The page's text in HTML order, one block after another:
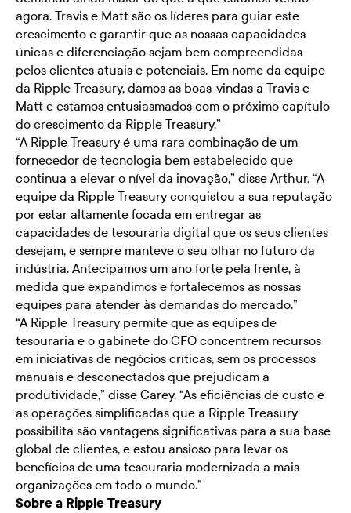
agora. Travis e Matt são os líderes para guiar este
crescimento e garantir que as nossas capacidades
únicas e diferenciação sejam bem compreendidas
pelos clientes atuais e potenciais. Em nome da equipe
da Ripple Treasury, damos as boas-vindas a Travis e
Matt e estamos entusiasmados com o próximo capítulo
do crescimento da Ripple Treasury.”
“A Ripple Treasury é uma rara combinação de um
fornecedor de tecnologia bem estabelecido que
continua a elevar o nível da inovação,” disse Arthur. “A
equipe da Ripple Treasury conquistou a sua reputação
por estar altamente focada em entregar as
capacidades de tesouraria digital que os seus clientes
desejam, e sempre manteve o seu olhar no futuro da
indústria. Antecipamos um ano forte pela frente, à
medida que expandimos e fortalecemos as nossas
equipes para atender às demandas do mercado.”
“A Ripple Treasury permite que as equipes de
tesouraria e o gabinete do CFO concentrem recursos
em iniciativas de negócios críticas, sem os processos
manuais e desconectados que prejudicam a
produtividade,” disse Carey. “As eficiências de custo e
as operações simplificadas que a Ripple Treasury
possibilita são vantagens significativas para a sua base
global de clientes, e estou ansioso para levar os
benefícios de uma tesouraria modernizada a mais
organizações em todo o mundo.”
Sobre a Ripple Treasury